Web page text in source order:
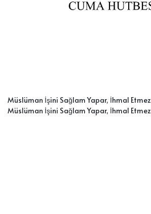
Müslüman İşini Sağlam Yapar, İhmal Etmez
Müslüman İşini Sağlam Yapar, İhmal Etmez